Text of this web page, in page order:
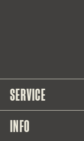
SERVICE
INFO